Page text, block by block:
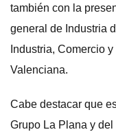
también con la
general de Industria
Industria, Comercio
Valenciana.
Cabe destacar que
Grupo La Plana y